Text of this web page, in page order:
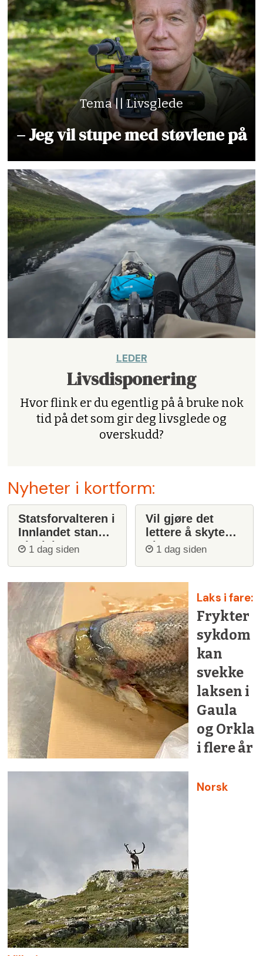
Tema || Livsglede
– Jeg vil stupe med støvlene på
LEDER
Livsdisponering
Hvor flink er du egentlig på å bruke nok
tid på det som gir deg livsglede og
overskudd?
Nyheter i kortform:
Statsforvalteren i
Innlandet stanser
ulvejakt
1 dag siden
Vil gjøre det
lettere å skyte
ulv1 dag siden
Laks i fare:
Frykter
sykdom
kan
svekke
laksen i
Gaula
og Orkla
i flere år
Norsk